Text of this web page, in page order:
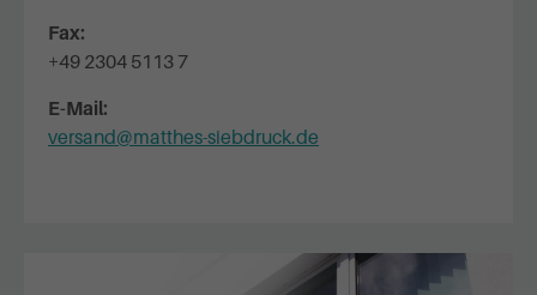
Fax:
+49 2304 5113 7
E-Mail:
versand@matthes-siebdruck.de